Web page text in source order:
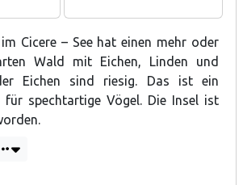
Cicere – See hat einen mehr oder
Wald mit Eichen, Linden und
Eichen sind riesig. Das ist ein
spechtartige Vögel. Die Insel ist